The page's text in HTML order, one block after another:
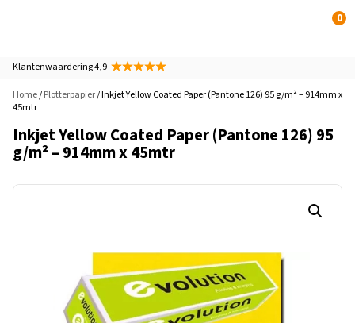
0
Klantenwaardering 4,9
Home/Plotterpapier/ Inkjet Yellow Coated Paper (Pantone 126) 95 g/m² – 914mm x
45mtr
Inkjet Yellow Coated Paper (Pantone 126) 95
g/m² – 914mm x 45mtr